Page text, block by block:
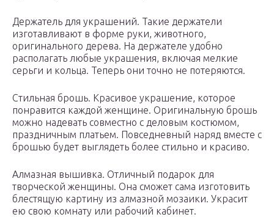
Держатель для украшений. Такие держатели
изготавливают в форме руки, животного,
оригинального дерева. На держателе удобно
располагать любые украшения, включая мелкие
серьги и кольца. Теперь они точно не потеряются.
Стильная брошь. Красивое украшение, которое
понравится каждой женщине. Оригинальную брошь
можно надевать совместно с деловым костюмом,
праздничным платьем. Повседневный наряд вместе с
брошью будет выглядеть более стильно и красиво.
Алмазная вышивка. Отличный подарок для
творческой женщины. Она сможет сама изготовить
блестящую картину из алмазной мозаики. Украсит
ею свою комнату или рабочий кабинет.